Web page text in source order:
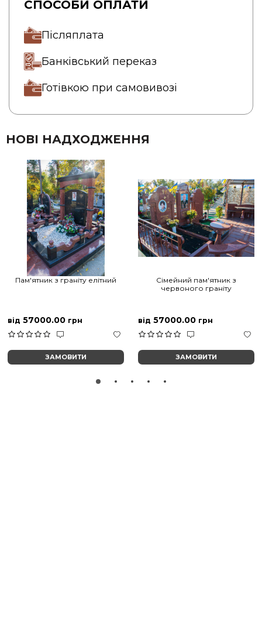
СПОСОБИ ОПЛАТИ
Післяплата
Банківський переказ
Готівкою при самовивозі
НОВІ НАДХОДЖЕННЯ
Пам'ятник з граніту елітний
від 57000.00 грн
ЗАМОВИТИ
Сімейний пам'ятник з
червоного граніту
від 57000.00 грн
ЗАМОВИТИ